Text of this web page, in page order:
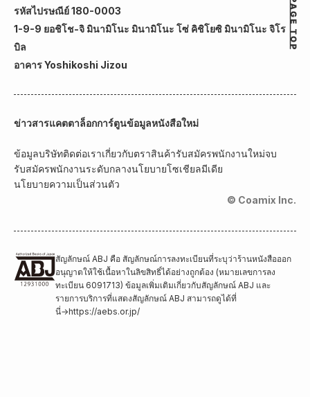
รหัสไปรษณีย์ 180-0003
1-9-9 ยอชิโช-จิ มินามิโนะ มินามิโนะ โซ่ คิชิโยซิ มินามิโนะ จิโร
บิล
อาคาร Yoshikoshi Jizou
ข่าวสารแคตตาล็อกการ์ตูนข้อมูลหนังสือใหม่
ข้อมูลบริษัทติดต่อเราเกี่ยวกับตราสินค้ารับสมัครพนักงานใหม่จบ
รับสมัครพนักงานระดับกลางนโยบายโซเชียลมีเดีย
นโยบายความเป็นส่วนตัว
© Coamix Inc.
สัญลักษณ์ ABJ คือ สัญลักษณ์การลงทะเบียนที่ระบุว่าร้านหนังสือออก
อนุญาตให้ใช้เนื้อหาในลิขสิทธิ์ได้อย่างถูกต้อง (หมายเลขการลง
ทะเบียน 6091713) ข้อมูลเพิ่มเติมเกี่ยวกับสัญลักษณ์ ABJ และ
รายการบริการที่แสดงสัญลักษณ์ ABJ สามารถดูได้ที่
นี่→https://aebs.or.jp/